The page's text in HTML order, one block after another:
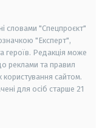
словами "Спецпроєкт"
"Експерт",
героїв. Редакція може
реклами та правил
сайтом.
для осіб старше 21